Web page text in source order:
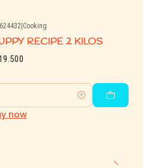
| Cooking
RECIPE 2 KILOS
now